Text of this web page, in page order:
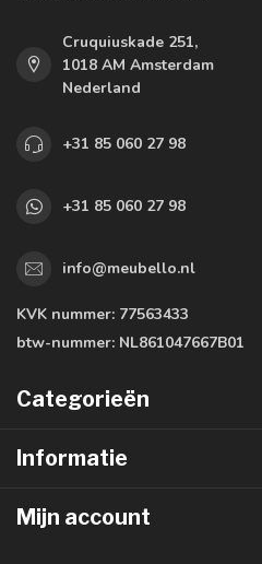
Cruquiuskade 251,
1018 AM Amsterdam
Nederland
+31 85 060 27 98
+31 85 060 27 98
info@meubello.nl
KVK nummer: 77563433
btw-nummer: NL861047667B01
Categorieën
Informatie
Mijn account